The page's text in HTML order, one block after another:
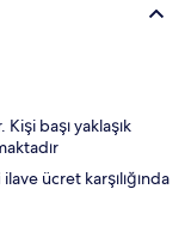
başı yaklaşık
ilave ücret karşılığında